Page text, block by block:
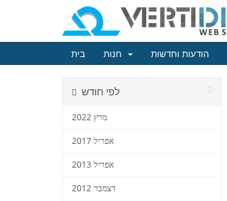
בית הודעות וחדשות
לפי חודש
מרץ 2022
אפריל 2017
אפריל 2013
דצמבר 2012